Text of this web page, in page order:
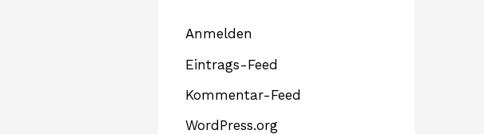
Anmelden
Eintrags-Feed
Kommentar-Feed
WordPress.org